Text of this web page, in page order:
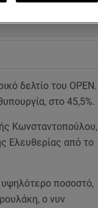
δελτίο του OPEN.
στο 45,5%.
Κωνσταντοπούλου,
Ελευθερίας από το
ποσοστό,
ο νυν